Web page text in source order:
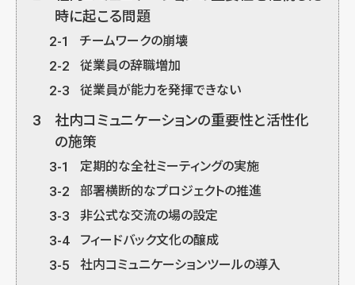
時に起こる問題
2-1 チームワークの崩壊
2-2 従業員の辞職増加
2-3 従業員が能力を発揮できない
3
社内コミュニケーションの重要性と活性化
の施策
3-1 定期的な全社ミーティングの実施
3-2 部署横断的なプロジェクトの推進
3-3 非公式な交流の場の設定
3-4 フィードバック文化の醸成
3-5 社内コミュニケーションツールの導入